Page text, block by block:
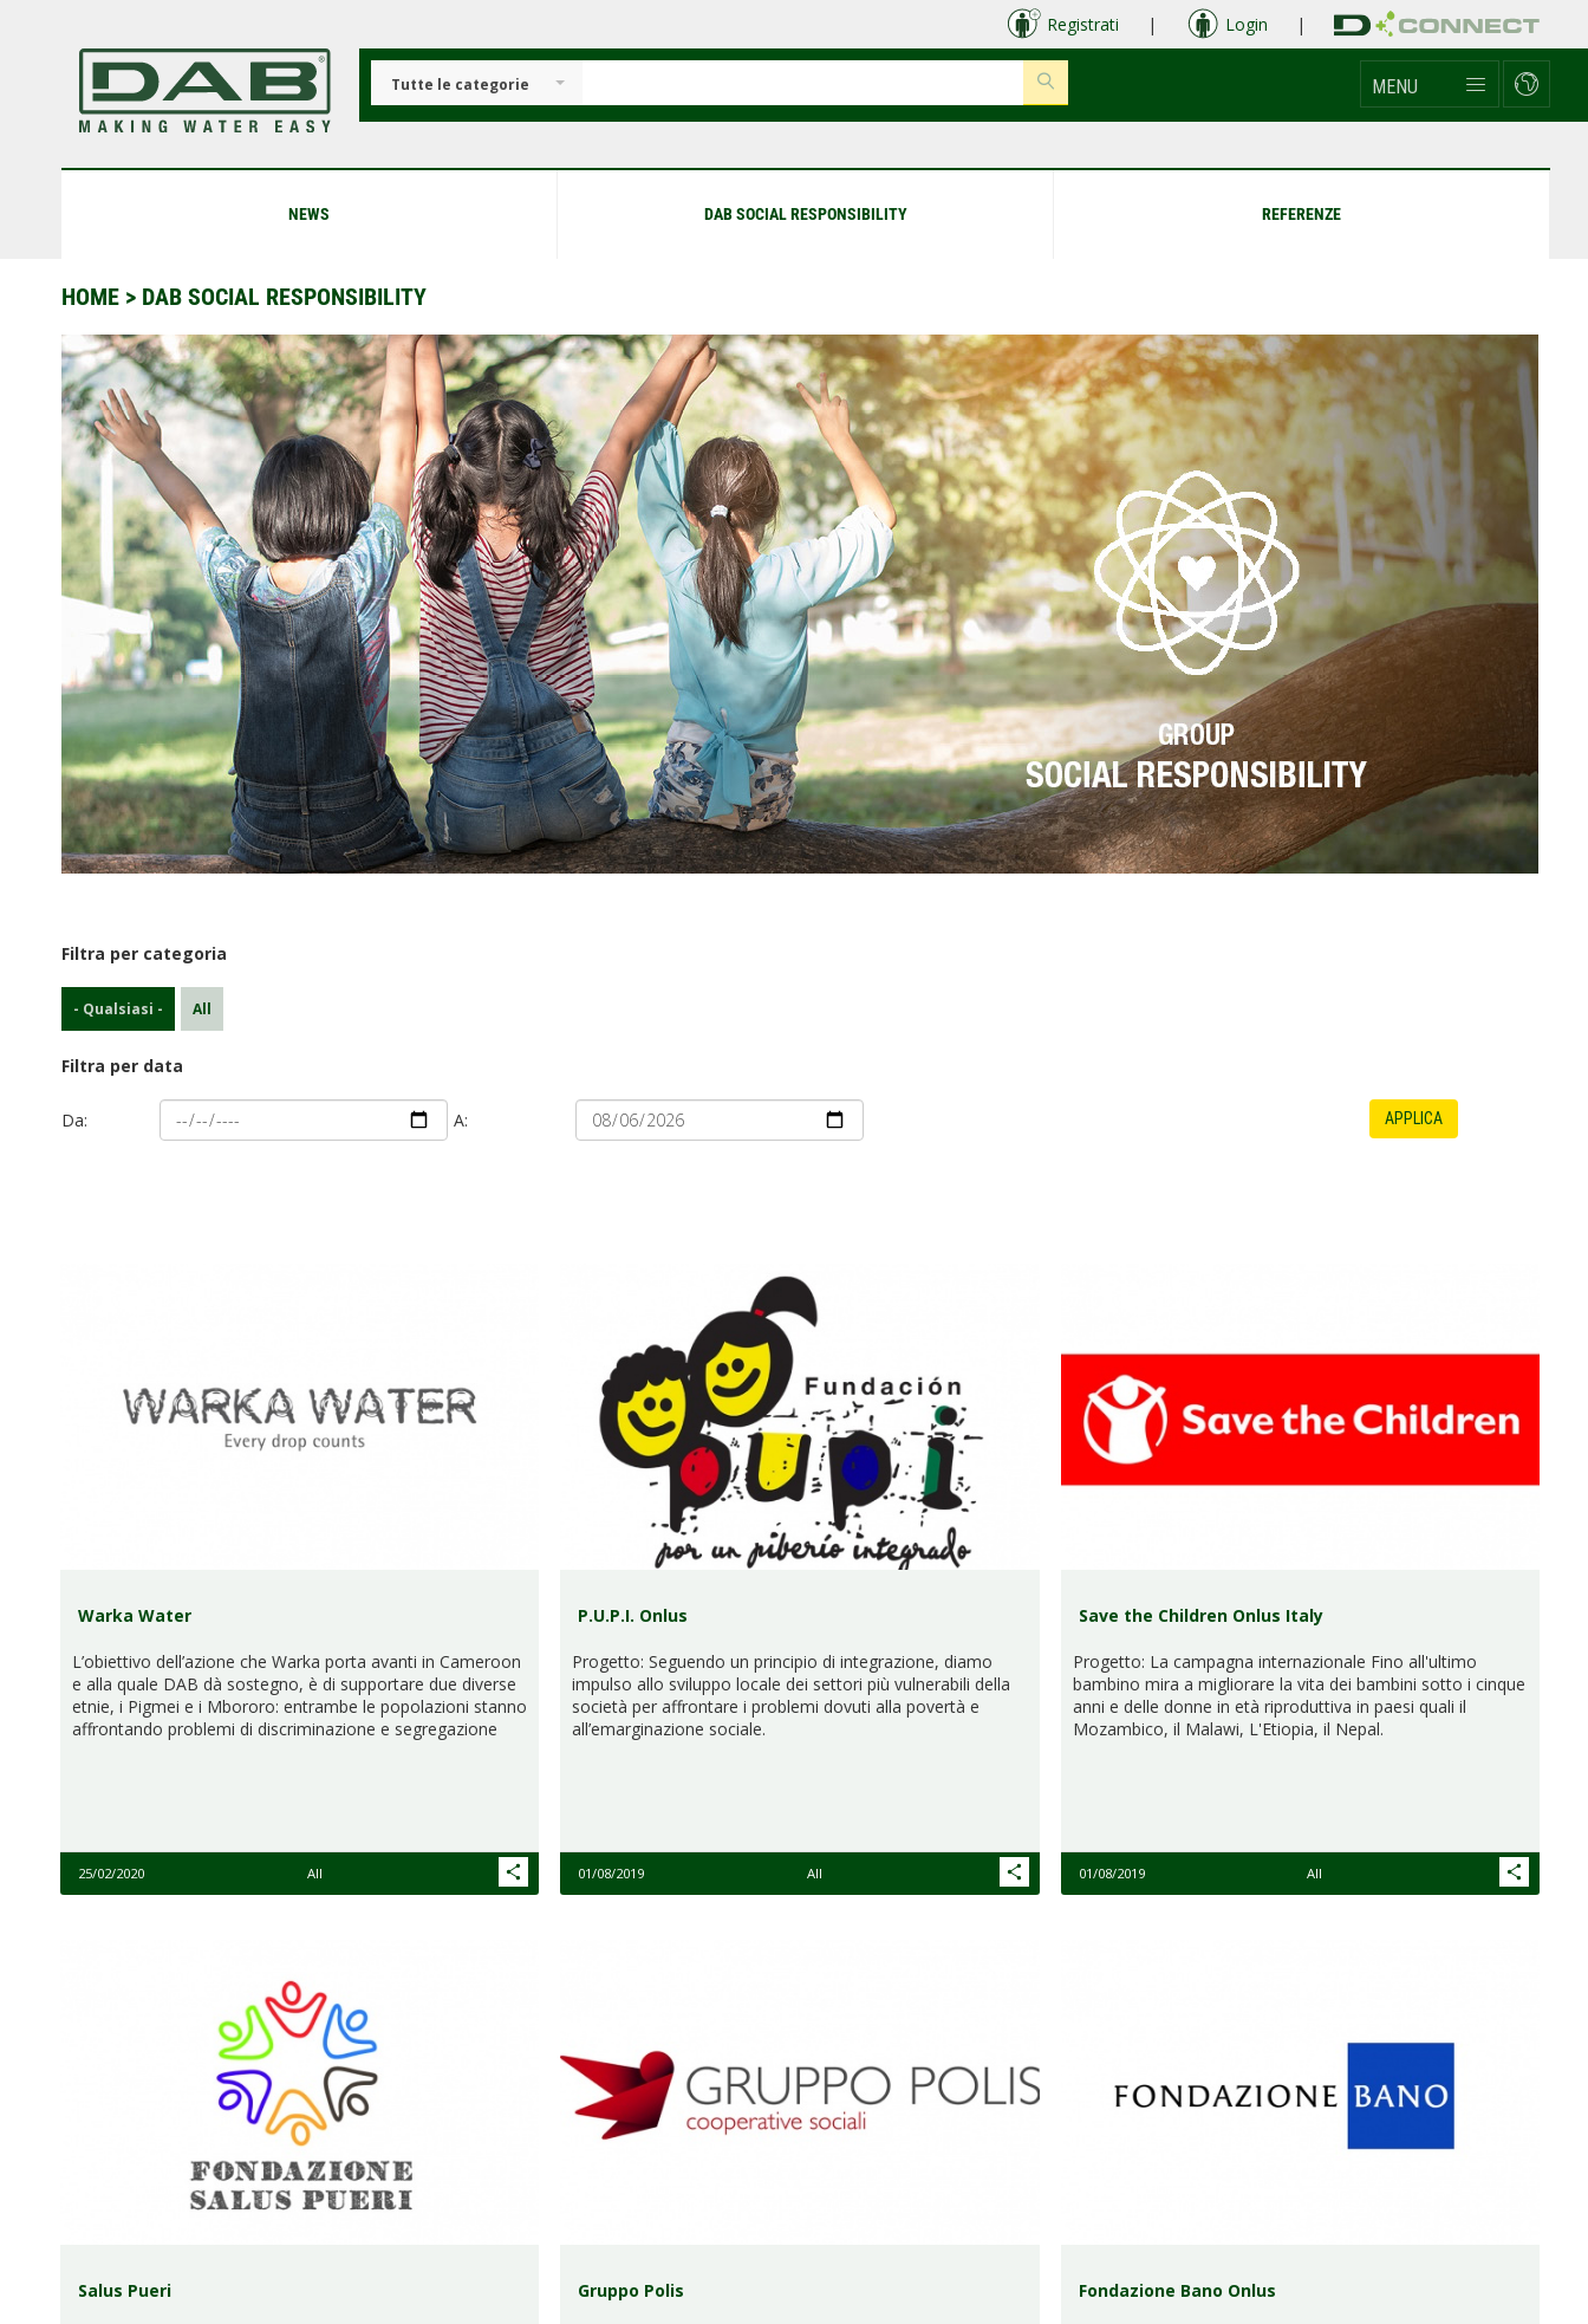
Registrati | Login |
Tutte le categorie MENU
NEWS DAB SOCIAL RESPONSIBILITY REFERENZE
HOME > DAB SOCIAL RESPONSIBILITY
Filtra per categoria
- Qualsiasi - All
Filtra per data
Da: A: APPLICA
Warka Water
L’obiettivo dell’azione che Warka porta avanti in Cameroon
e alla quale DAB dà sostegno, è di supportare due diverse
etnie, i Pigmei e i Mbororo: entrambe le popolazioni stanno
affrontando problemi di discriminazione e segregazione
25/02/2020 All
P.U.P.I. Onlus
Progetto: Seguendo un principio di integrazione, diamo
impulso allo sviluppo locale dei settori più vulnerabili della
società per affrontare i problemi dovuti alla povertà e
all’emarginazione sociale.
01/08/2019 All
Save the Children Onlus Italy
Progetto: La campagna internazionale Fino all'ultimo
bambino mira a migliorare la vita dei bambini sotto i cinque
anni e delle donne in età riproduttiva in paesi quali il
Mozambico, il Malawi, L'Etiopia, il Nepal.
01/08/2019 All
Salus Pueri Gruppo Polis Fondazione Bano Onlus